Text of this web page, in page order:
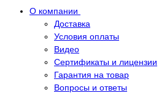
О компании
Доставка
Условия оплаты
Видео
Сертификаты и лицензии
Гарантия на товар
Вопросы и ответы